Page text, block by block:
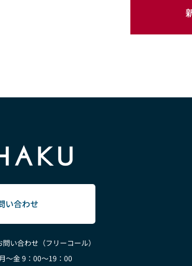
い合わせ
い合わせ（フリーコール）
月～金 9：00～19：00